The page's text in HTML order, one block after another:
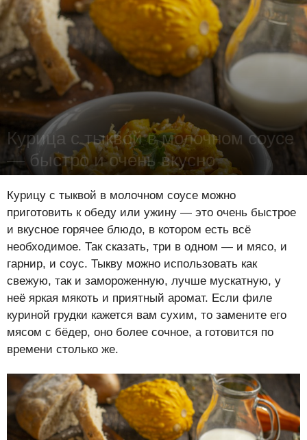
Курица с тыквой в молочном соусе
— быстро и очень вкусно
Курицу с тыквой в молочном соусе можно
приготовить к обеду или ужину — это очень быстрое
и вкусное горячее блюдо, в котором есть всё
необходимое. Так сказать, три в одном — и мясо, и
гарнир, и соус. Тыкву можно использовать как
свежую, так и замороженную, лучше мускатную, у
неё яркая мякоть и приятный аромат. Если филе
куриной грудки кажется вам сухим, то замените его
мясом с бёдер, оно более сочное, а готовится по
времени столько же.